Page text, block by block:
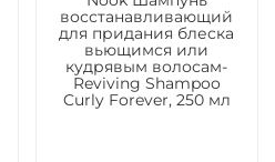
восстанавливающий
для придания блеска
вьющимся или
кудрявым волосам-
Reviving Shampoo
Curly Forever, 250 мл